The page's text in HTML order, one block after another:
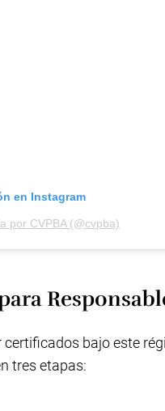
en Instagram
por CVPBA (@cvpba)
bajo este
tres etapas: